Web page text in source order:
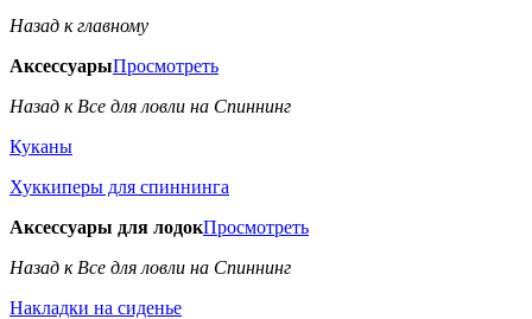
Назад к главному
АксессуарыПросмотреть
Назад к Все для ловли на Спиннинг
Куканы
Хуккиперы для спиннинга
Аксессуары для лодокПросмотреть
Назад к Все для ловли на Спиннинг
Накладки на сиденье